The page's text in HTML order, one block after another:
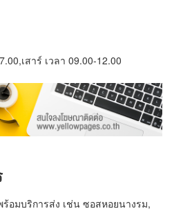
เสาร์ เวลา 09.00-12.00
อมบริการส่ง เช่น ซอสหอยนางรม,